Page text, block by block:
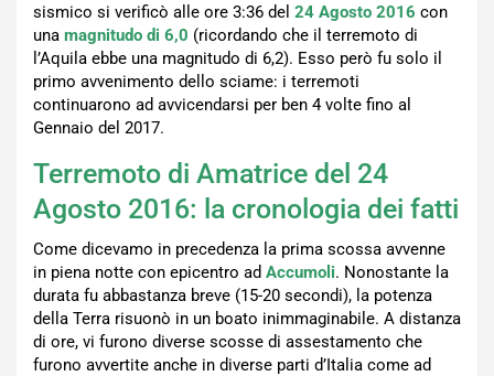
sismico si verificò alle ore 3:36 del 24 Agosto 2016 con
una magnitudo di 6,0 (ricordando che il terremoto di
l’Aquila ebbe una magnitudo di 6,2). Esso però fu solo il
primo avvenimento dello sciame: i terremoti
continuarono ad avvicendarsi per ben 4 volte fino al
Gennaio del 2017.
Terremoto di Amatrice del 24
Agosto 2016: la cronologia dei fatti
Come dicevamo in precedenza la prima scossa avvenne
in piena notte con epicentro ad Accumoli. Nonostante la
durata fu abbastanza breve (15-20 secondi), la potenza
della Terra risuonò in un boato inimmaginabile. A distanza
di ore, vi furono diverse scosse di assestamento che
furono avvertite anche in diverse parti d’Italia come ad